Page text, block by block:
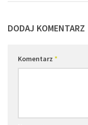
DODAJ KOMENTARZ
Komentarz *